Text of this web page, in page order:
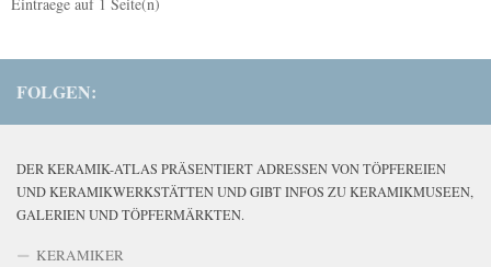
FOLGEN:
DER KERAMIK-ATLAS PRÄSENTIERT ADRESSEN VON TÖPFEREIEN
UND KERAMIKWERKSTÄTTEN UND GIBT INFOS ZU KERAMIKMUSEEN,
GALERIEN UND TÖPFERMÄRKTEN.
KERAMIKER